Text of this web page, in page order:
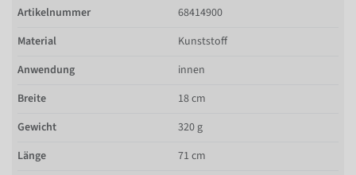
Artikelnummer
68414900
Material
Kunststoff
Anwendung
innen
Breite
18 cm
Gewicht
320 g
Länge
71 cm